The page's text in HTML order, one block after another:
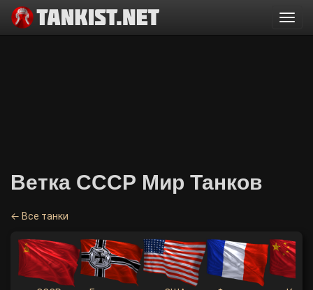
Ветка СССР Мир Танков
← Все танки